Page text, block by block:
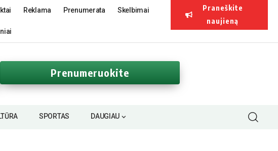
Reklama Prenumerata Skelbimai
Praneškite
naujieną
Prenumeruokite
SPORTAS DAUGIAU